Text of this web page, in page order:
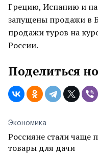
Грецию, Испанию и
запущены продажи в
продажи туров на
России.
Поделиться
Экономика
Россияне стали чаще
товары для дачи